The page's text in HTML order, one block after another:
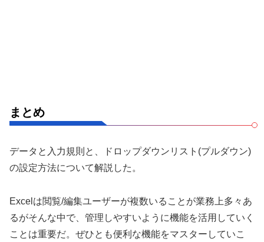
まとめ
データと入力規則と、ドロップダウンリスト(プルダウン)
の設定方法について解説した。
Excelは閲覧/編集ユーザーが複数いることが業務上多々あ
るがそんな中で、管理しやすいように機能を活用していく
ことは重要だ。ぜひとも便利な機能をマスターしていこ